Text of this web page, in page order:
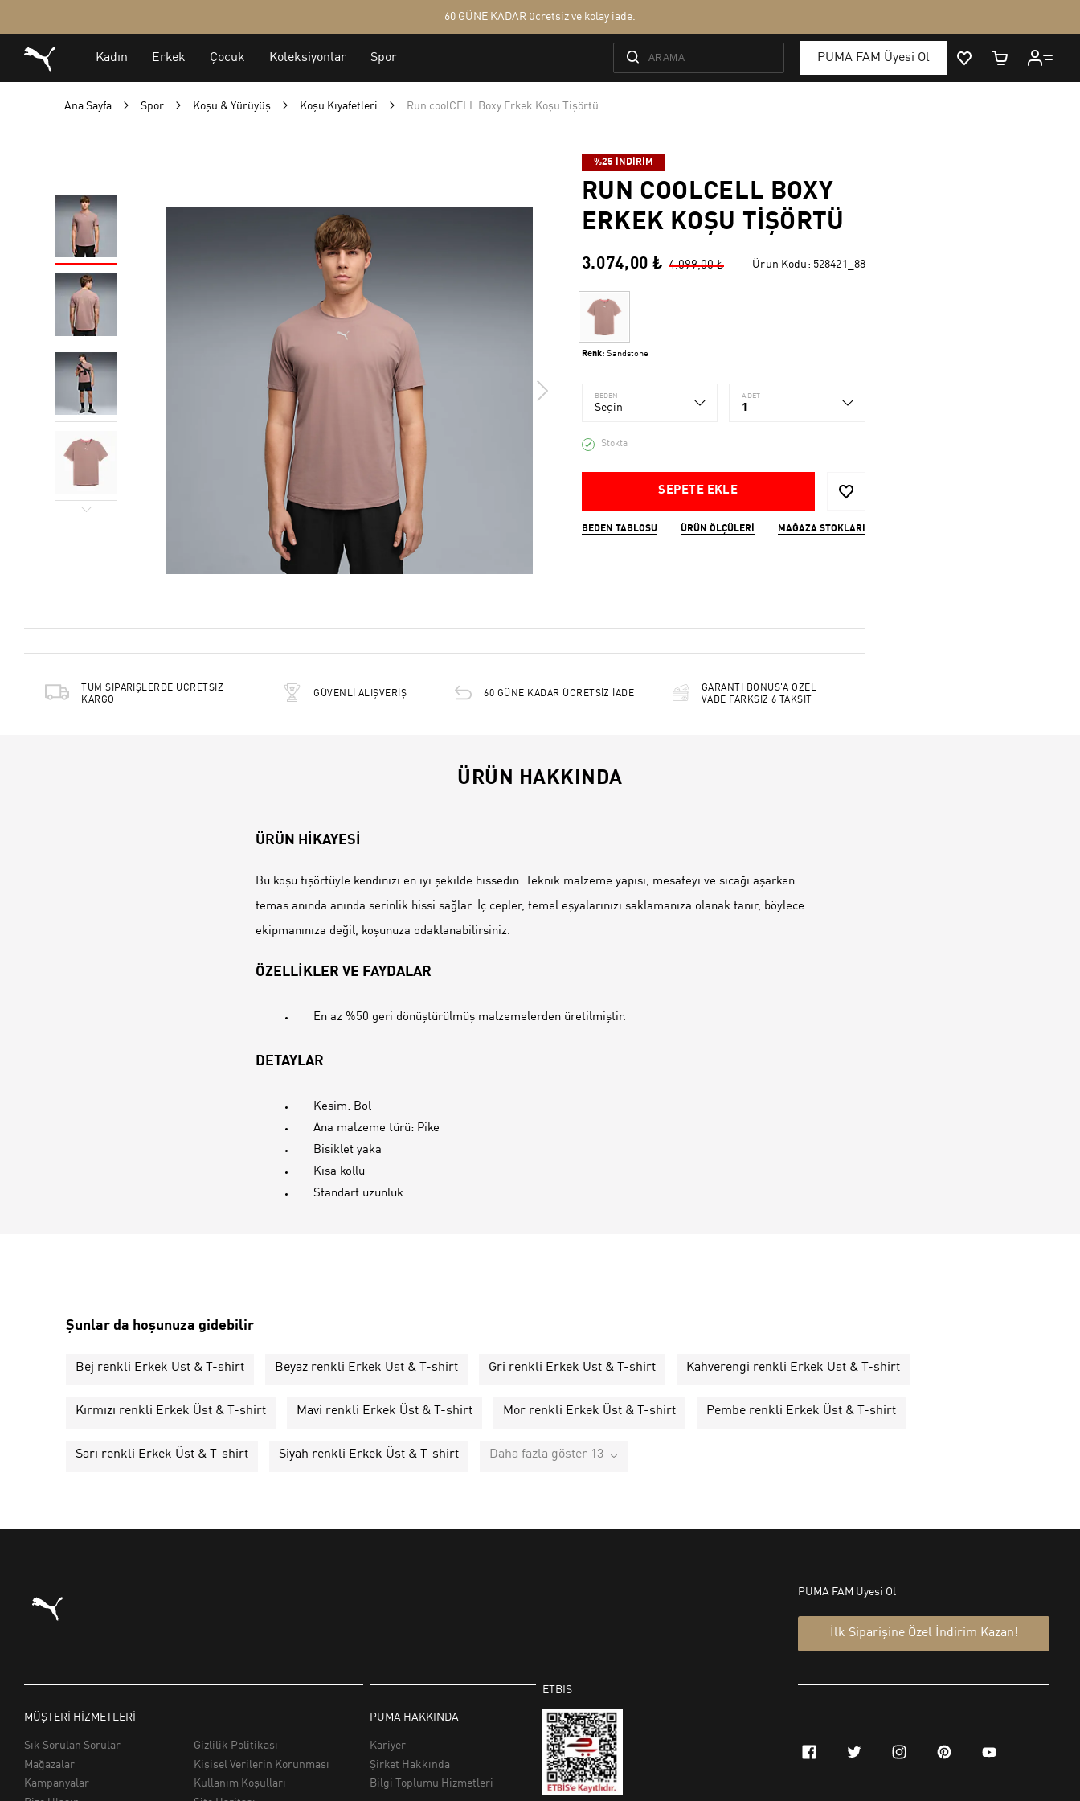
Ana Sayfa Spor Koşu & Yürüyüş Koşu Kıyafetleri Run coolCELL Boxy Erkek Koşu Tişörtü
%25 İNDİRİM
RUN COOLCELL BOXY
ERKEK KOŞU TIŞÖRTÜ
3.074,00 ₺ 4.099,00 ₺ Ürün Kodu: 528421_88
Renk: Sandstone
BEDEN
Seçin
ADET
1
Stokta
SEPETE EKLE
BEDEN TABLOSU ÜRÜN ÖLÇÜLERI MAĞAZA STOKLARI
TÜM SİPARİŞLERDE ÜCRETSİZ
KARGO
GÜVENLİ ALIŞVERİŞ 60 GÜNE KADAR ÜCRETSİZ İADE
GARANTİ BONUS'A ÖZEL
VADE FARKSIZ 6 TAKSİT
ÜRÜN HAKKINDA
ÜRÜN HİKAYESİ
Bu koşu tişörtüyle kendinizi en iyi şekilde hissedin. Teknik malzeme yapısı, mesafeyi ve sıcağı aşarken
temas anında anında serinlik hissi sağlar. İç cepler, temel eşyalarınızı saklamanıza olanak tanır, böylece
ekipmanınıza değil, koşunuza odaklanabilirsiniz.
ÖZELLİKLER VE FAYDALAR
En az %50 geri dönüştürülmüş malzemelerden üretilmiştir.
DETAYLAR
Kesim: Bol
Ana malzeme türü: Pike
Bisiklet yaka
Kısa kollu
Standart uzunluk
Şunlar da hoşunuza gidebilir
Bej renkli Erkek Üst & T-shirt Beyaz renkli Erkek Üst & T-shirt Gri renkli Erkek Üst & T-shirt Kahverengi renkli Erkek Üst & T-shirt
Kırmızı renkli Erkek Üst & T-shirt Mavi renkli Erkek Üst & T-shirt Mor renkli Erkek Üst & T-shirt Pembe renkli Erkek Üst & T-shirt
Sarı renkli Erkek Üst & T-shirt Siyah renkli Erkek Üst & T-shirt Daha fazla göster 13